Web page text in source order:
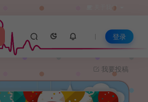
关于我们
登录
我要投稿